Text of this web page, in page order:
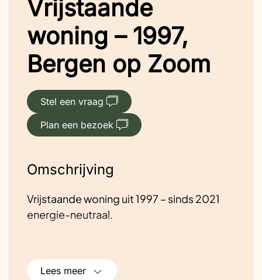
Vrijstaande
woning – 1997,
Bergen op Zoom
Stel een vraag
Plan een bezoek
Omschrijving
Vrijstaande woning uit 1997 – sinds 2021
energie-neutraal.
Lees meer